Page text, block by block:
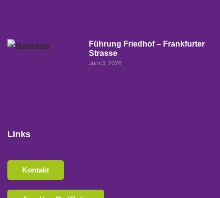
Führung Friedhof – Frankfurter
Strasse
Juni 3, 2026
Links
Kontakt